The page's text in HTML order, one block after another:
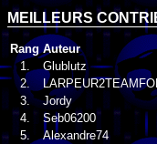
MEILLEURS
Rang Auteur
1.
Glublutz
2.
3.
Jordy
4.
Seb06200
5.
Alexandre74